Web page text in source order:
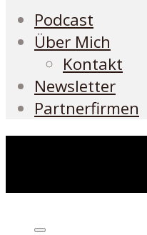
Podcast
Über Mich
Kontakt
Newsletter
Partnerfirmen